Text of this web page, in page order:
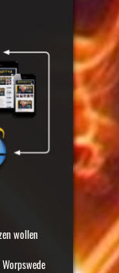
wollen